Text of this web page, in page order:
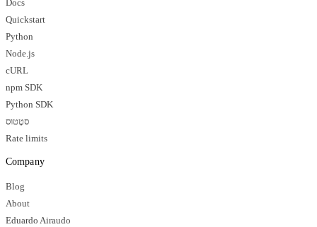
Docs
Quickstart
Python
Node.js
cURL
npm SDK
Python SDK
סטָטוּס
Rate limits
Company
Blog
About
Eduardo Airaudo